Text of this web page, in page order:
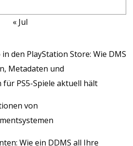
« Jul
den PlayStation Store: Wie DMS
Metadaten und
PS5-Spiele aktuell hält
von
Wie ein DDMS all Ihre